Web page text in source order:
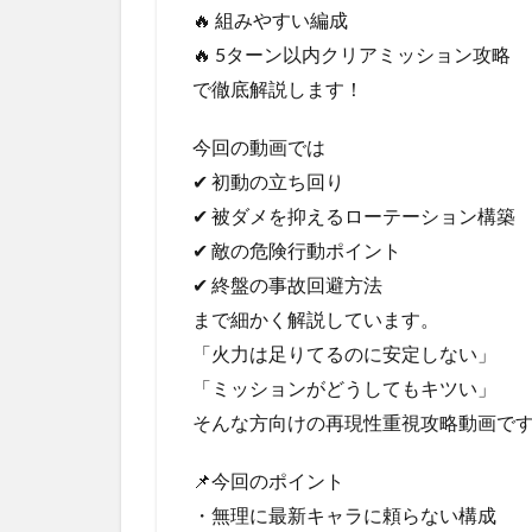
🔥 組みやすい編成
🔥 5ターン以内クリアミッション攻略
で徹底解説します！
今回の動画では
✔ 初動の立ち回り
✔ 被ダメを抑えるローテーション構築
✔ 敵の危険行動ポイント
✔ 終盤の事故回避方法
まで細かく解説しています。
「火力は足りてるのに安定しない」
「ミッションがどうしてもキツい」
そんな方向けの再現性重視攻略動画で
📌今回のポイント
・無理に最新キャラに頼らない構成